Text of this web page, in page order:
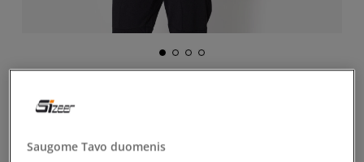
NIKE DŽEMPERIS NSW TCH FLC
WR HOODIE FZ
vyrams, džemperiai
Saugome Tavo duomenis